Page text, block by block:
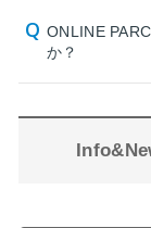
ONLINE
か？